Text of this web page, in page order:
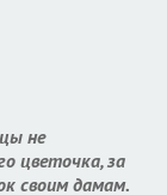
не
цветочка, за
своим дамам.